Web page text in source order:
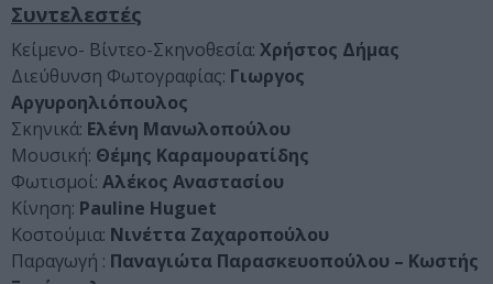
Συντελεστές
Κείμενο- Βίντεο-Σκηνοθεσία: Χρήστος Δήμας
Διεύθυνση Φωτογραφίας: Γιωργος
Αργυροηλιόπουλος
Σκηνικά: Ελένη Μανωλοπούλου
Μουσική: Θέμης Καραμουρατίδης
Φωτισμοί: Αλέκος Αναστασίου
Κίνηση: Pauline Huguet
Κοστούμια: Νινέττα Ζαχαροπούλου
Παραγωγή : Παναγιώτα Παρασκευοπούλου – Κωστής